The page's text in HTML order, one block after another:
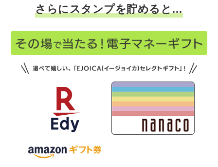
さらにスタンプを貯めると…